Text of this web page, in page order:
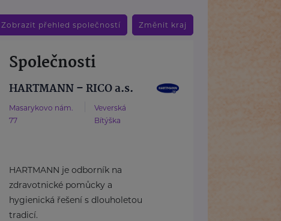
Zobrazit přehled společností Změnit kraj
Společnosti
HARTMANN – RICO a.s.
Masarykovo nám.
77
Veverská
Bítýška
HARTMANN je odborník na
zdravotnické pomůcky a
hygienická řešení s dlouholetou
tradicí.